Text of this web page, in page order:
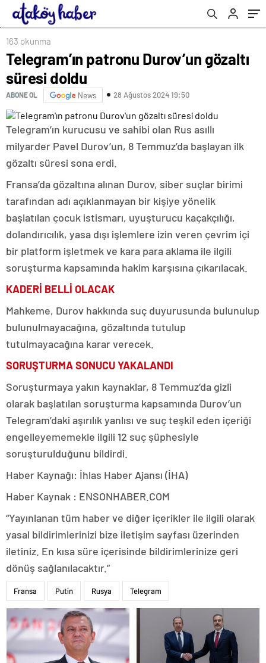
163 okunma
Telegram’ın patronu Durov’un gözaltı
süresi doldu
ABONE OL News 28 Ağustos 2024 19:50
Telegram’ın kurucusu ve sahibi olan Rus asıllı
milyarder Pavel Durov’un, 8 Temmuz’da başlayan ilk
gözaltı süresi sona erdi.
Fransa’da gözaltına alınan Durov, siber suçlar birimi
tarafından adı açıklanmayan bir kişiye yönelik
başlatılan çocuk istismarı, uyuşturucu kaçakçılığı,
dolandırıcılık, yasa dışı işlemlere izin veren çevrim içi
bir platform işletmek ve kara para aklama ile ilgili
soruşturma kapsamında hakim karşısına çıkarılacak.
KADERİ BELLİ OLACAK
Mahkeme, Durov hakkında suç duyurusunda bulunulup
bulunulmayacağına, gözaltında tutulup
tutulmayacağına karar verecek.
SORUŞTURMA SONUCU YAKALANDI
Soruşturmaya yakın kaynaklar, 8 Temmuz’da gizli
olarak başlatılan soruşturma kapsamında Durov’un
Telegram’daki aşırılık yanlısı ve suç teşkil eden içeriği
engelleyememekle ilgili 12 suç şüphesiyle
soruşturulduğunu bildirdi.
Haber Kaynağı: İhlas Haber Ajansı (İHA)
Haber Kaynak : ENSONHABER.COM
“Yayınlanan tüm haber ve diğer içerikler ile ilgili olarak
yasal bildirimlerinizi bize iletişim sayfası üzerinden
iletiniz. En kısa süre içerisinde bildirimlerinize geri
dönüş sağlanılacaktır.”
Fransa Putin Rusya Telegram